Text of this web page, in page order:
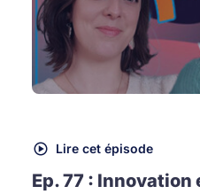
Lire cet épisode
Ep. 77 :